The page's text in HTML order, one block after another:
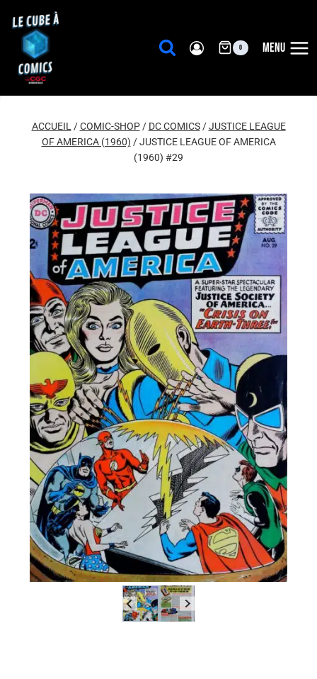
contenu
0 MENU
ACCUEIL / COMIC-SHOP / DC COMICS / JUSTICE LEAGUE
OF AMERICA (1960) / JUSTICE LEAGUE OF AMERICA
(1960) #29